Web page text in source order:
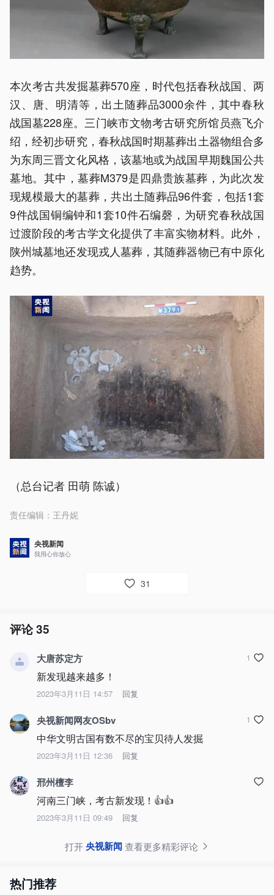
本次考古共发掘墓葬570座，时代包括春秋战国、两
汉、唐、明清等，出土随葬品3000余件，其中春秋
战国墓228座。三门峡市文物考古研究所馆员燕飞介
绍，经初步研究，春秋战国时期墓葬出土器物组合多
为东周三晋文化风格，该墓地或为战国早期魏国公共
墓地。其中，墓葬M379是四鼎贵族墓葬，为此次发
现规模最大的墓葬，共出土随葬品96件套，包括1套
9件战国铜编钟和1套10件石编磬，为研究春秋战国
过渡阶段的考古学文化提供了丰富实物材料。此外，
陕州城墓地还发现戎人墓葬，其随葬器物已有中原化
趋势。
（总台记者 田萌 陈诚）
责任编辑： 王丹妮
央视新闻
我用心你放心
31
评论35
大唐苏定方
新发现越来越多！
2023年3月11日 14:57 回复
1
央视新闻网友OSbv
中华文明古国有数不尽的宝贝待人发掘
2023年3月11日 12:36 回复
1
邢州檀李
河南三门峡，考古新发现！👍👍
2023年3月11日 09:49 回复
打开央视新闻查看更多精彩评论
热门推荐